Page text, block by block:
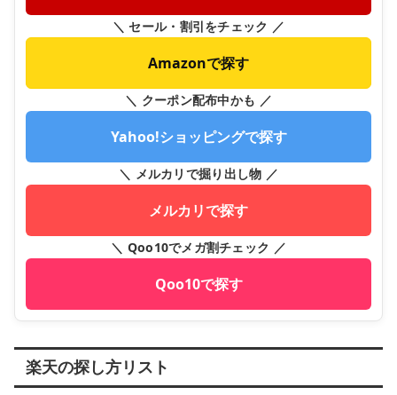
＼ セール・割引をチェック ／
Amazonで探す
＼ クーポン配布中かも ／
Yahoo!ショッピングで探す
＼ メルカリで掘り出し物 ／
メルカリで探す
＼ Qoo10でメガ割チェック ／
Qoo10で探す
楽天の探し方リスト